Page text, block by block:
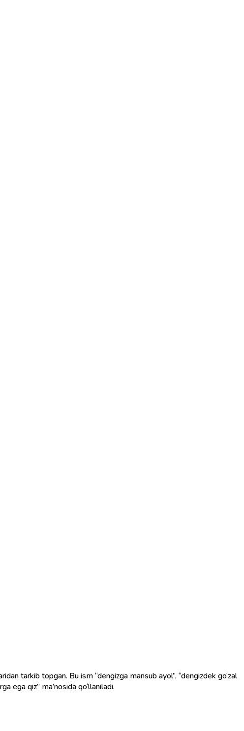
ega qiz” ma’nosida qo‘llaniladi.